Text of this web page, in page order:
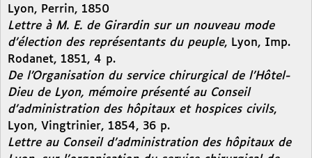
Lyon, Perrin, 1850
Lettre à M. E. de Girardin sur un nouveau mode
d’élection des représentants du peuple, Lyon, Imp.
Rodanet, 1851, 4 p.
De l’Organisation du service chirurgical de l’Hôtel-
Dieu de Lyon, mémoire présenté au Conseil
d’administration des hôpitaux et hospices civils,
Lyon, Vingtrinier, 1854, 36 p.
Lettre au Conseil d’administration des hôpitaux de